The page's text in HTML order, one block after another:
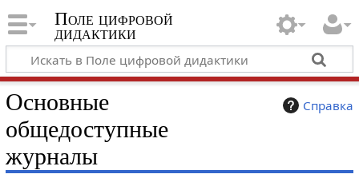
Поле цифровой
дидактики
Справка
Основные
общедоступные
журналы